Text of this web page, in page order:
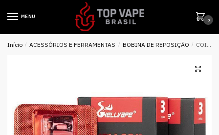
MENU
0
Início / ACESSÓRIOS E FERRAMENTAS / BOBINA DE REPOSIÇÃO / COIL REPOSIÇÃO HELLCOIL H7 SERIES – HELLVAPE